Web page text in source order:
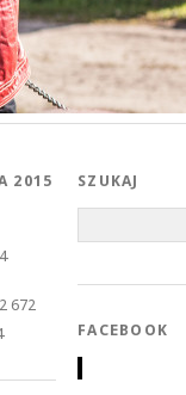
2015
672
SZUKAJ
FACEBOOK